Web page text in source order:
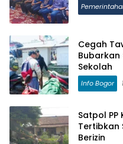
Cegah
Bubarkan
Sekolah
Info Bogor
Satpol
Tertibkan
Berizin